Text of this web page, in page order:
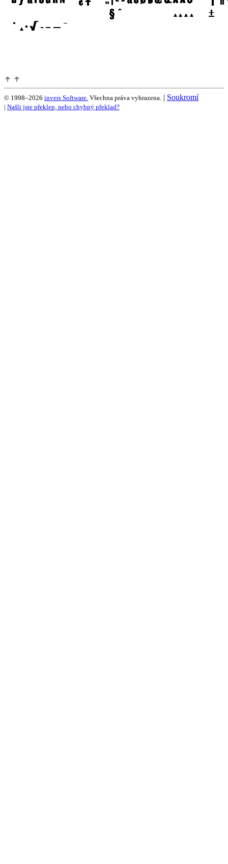
© 1998–2026 invers Software. Všechna práva vyhrazena. | Soukromí
| Našli jste překlep, nebo chybný překlad?